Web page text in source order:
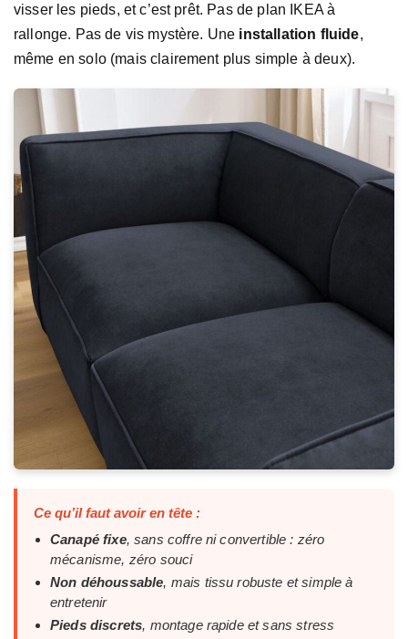
visser les pieds, et c’est prêt. Pas de plan IKEA à
rallonge. Pas de vis mystère. Une installation fluide,
même en solo (mais clairement plus simple à deux).
Ce qu’il faut avoir en tête :
Canapé fixe, sans coffre ni convertible : zéro
mécanisme, zéro souci
Non déhoussable, mais tissu robuste et simple à
entretenir
Pieds discrets, montage rapide et sans stress